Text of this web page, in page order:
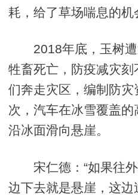
耗，给了草场喘息的机
2018年底，玉树遭
牲畜死亡，防疫减灾
们奔走灾区，编制防
次，汽车在冰雪覆盖的
沿冰面滑向悬崖。
宋仁德：“如果往外
边下去就是悬崖，这边